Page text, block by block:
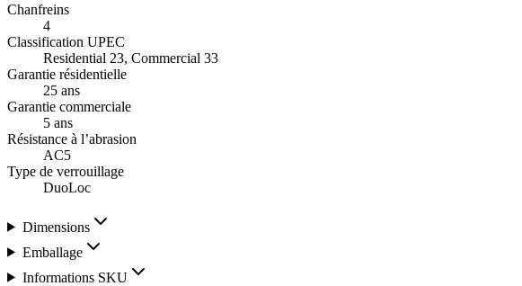
Chanfreins
4
Classification UPEC
Residential 23, Commercial 33
Garantie résidentielle
25 ans
Garantie commerciale
5 ans
Résistance à l’abrasion
AC5
Type de verrouillage
DuoLoc
Dimensions
Emballage
Informations SKU